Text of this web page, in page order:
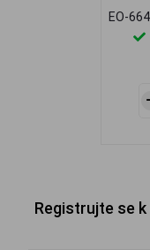
EO-
Registrujte se